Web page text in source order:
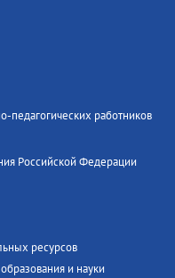
педагогических работников
Российской Федерации
ресурсов
и науки